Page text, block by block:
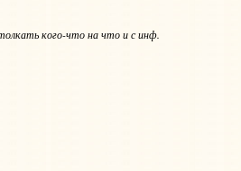
кого-что на что и с инф.